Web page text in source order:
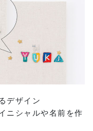
デザイン
ニシャルや名前を作